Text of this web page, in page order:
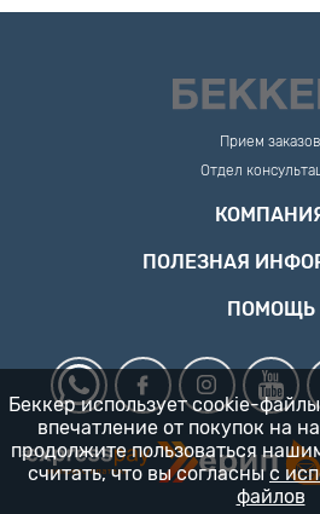
Прием заказов
Отдел
ПОЛЕЗНАЯ
ПОМОЩЬ
Беккер использует cookie-
впечатление от покупок на
продолжите пользоваться
считать, что вы согласны с
файлов